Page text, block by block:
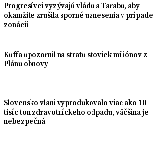
Progresívci vyzývajú vládu a Tarabu, aby
okamžite zrušila sporné uznesenia v prípade
zonácií
Kuffa upozornil na stratu stoviek miliónov z
Plánu obnovy
Slovensko vlani vyprodukovalo viac ako 10-
tisíc ton zdravotníckeho odpadu, väčšina je
nebezpečná